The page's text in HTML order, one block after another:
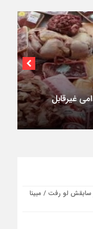
۳فوتی در واژگونی و آتش‌سوزی پژو ۴۰۵ در
لو رفت / مبینا